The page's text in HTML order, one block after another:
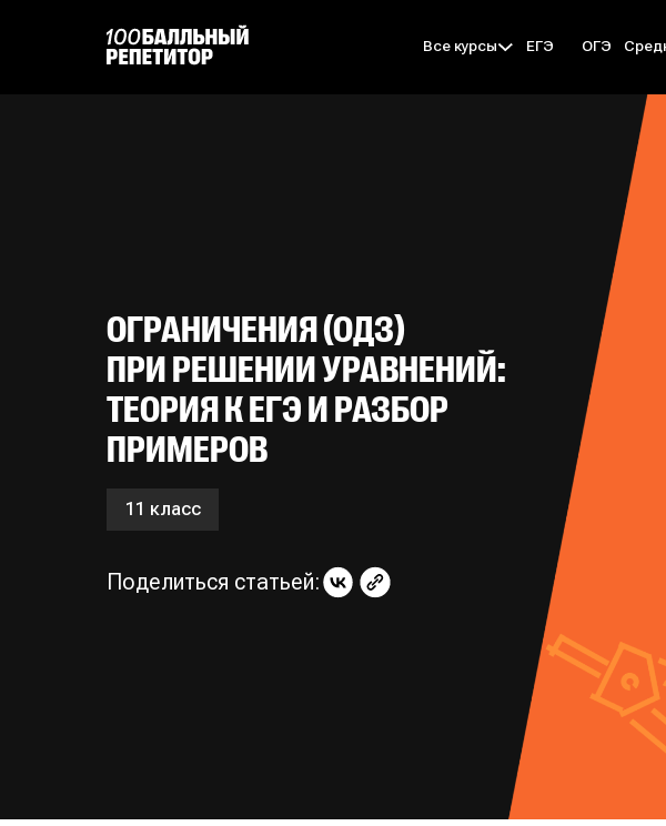
Все курсы ЕГЭ ОГЭ
ОГРАНИЧЕНИЯ (ОДЗ)
ПРИ РЕШЕНИИ УРАВНЕНИЙ:
ТЕОРИЯ К ЕГЭ И РАЗБОР
ПРИМЕРОВ
11 класс
Поделиться статьей: